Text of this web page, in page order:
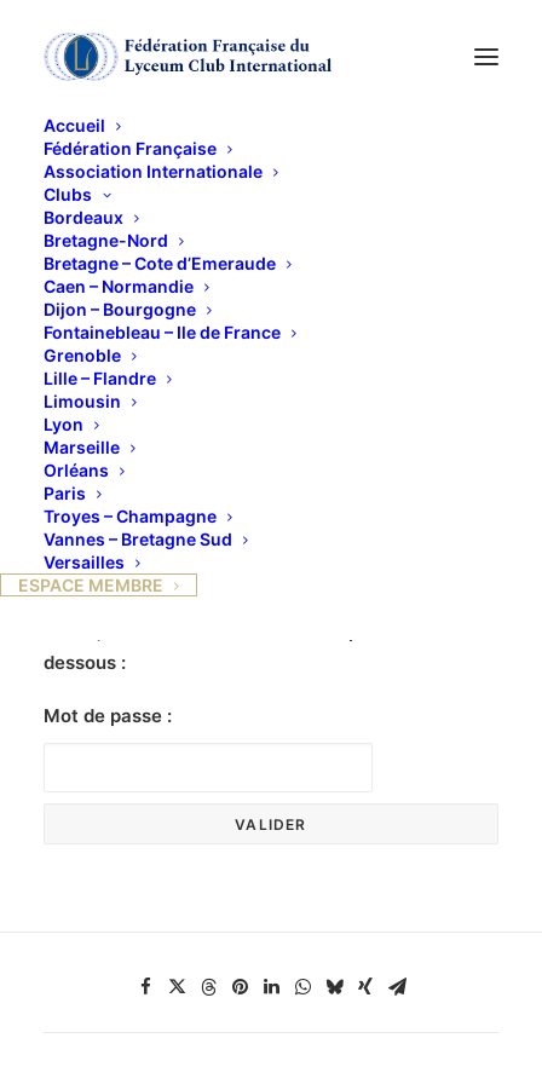
Accueil
Fédération Française
Association Internationale
Clubs
Bordeaux
Bretagne-Nord
Bretagne – Cote d’Emeraude
Caen – Normandie
Dijon – Bourgogne
Fontainebleau – Ile de France
Grenoble
Lille – Flandre
Limousin
Lyon
Marseille
Orléans
Paris
Troyes – Champagne
Vannes – Bretagne Sud
Versailles
ESPACE MEMBRE
Découverte
d'Aubusson et Felletin
Ce contenu est protégé par un mot de passe. Pour
dessous :
Mot de passe :